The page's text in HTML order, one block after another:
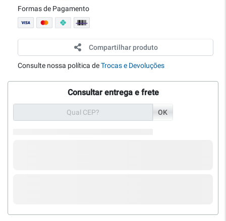
Formas de Pagamento
Compartilhar produto
Consulte nossa política deTrocas e Devoluções
Consultar entrega e frete
OK